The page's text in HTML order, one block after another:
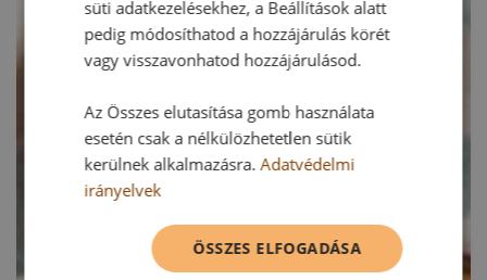
süti adatkezelésekhez, a Beállítások alatt
pedig módosíthatod a hozzájárulás körét
vagy visszavonhatod hozzájárulásod.
Az Összes elutasítása gomb használata
esetén csak a nélkülözhetetlen sütik
kerülnek alkalmazásra.Adatvédelmi
irányelvek
ÖSSZES ELFOGADÁSA